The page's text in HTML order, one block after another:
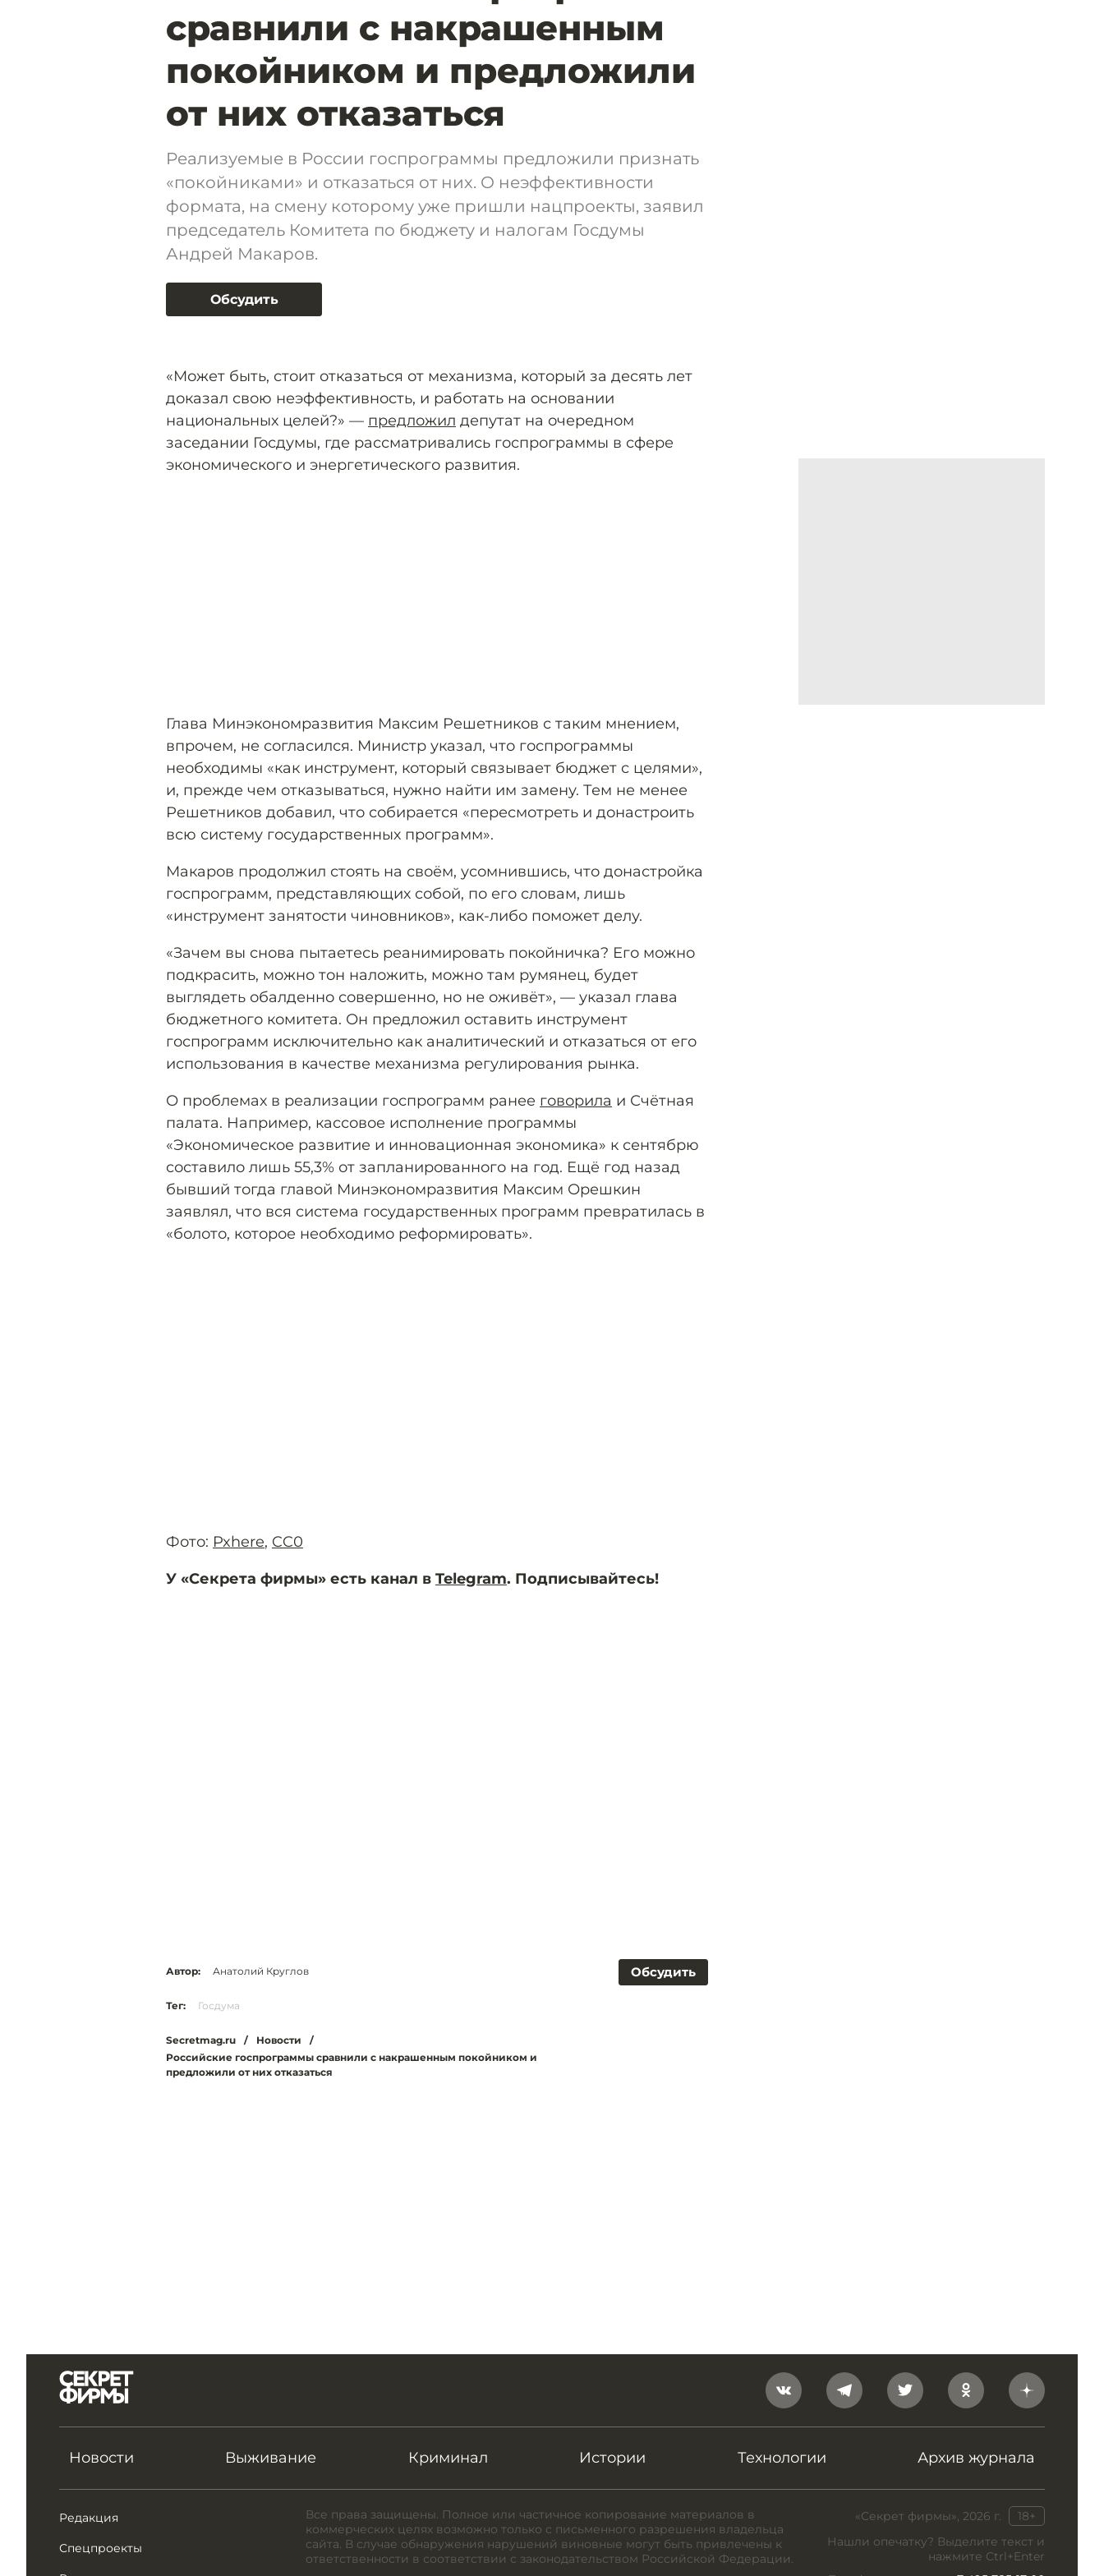
сравнили с накрашенным
покойником и предложили
от них отказаться
Реализуемые в России госпрограммы предложили признать
«покойниками» и отказаться от них. О неэффективности
формата, на смену которому уже пришли нацпроекты, заявил
председатель Комитета по бюджету и налогам Госдумы
Андрей Макаров.
Обсудить
«Может быть, стоит отказаться от механизма, который за десять лет
доказал свою неэффективность, и работать на основании
национальных целей?» — предложил депутат на очередном
заседании Госдумы, где рассматривались госпрограммы в сфере
экономического и энергетического развития.
Глава Минэкономразвития Максим Решетников с таким мнением,
впрочем, не согласился. Министр указал, что госпрограммы
необходимы «как инструмент, который связывает бюджет с целями»,
и, прежде чем отказываться, нужно найти им замену. Тем не менее
Решетников добавил, что собирается «пересмотреть и донастроить
всю систему государственных программ».
Макаров продолжил стоять на своём, усомнившись, что донастройка
госпрограмм, представляющих собой, по его словам, лишь
«инструмент занятости чиновников», как-либо поможет делу.
«Зачем вы снова пытаетесь реанимировать покойничка? Его можно
подкрасить, можно тон наложить, можно там румянец, будет
выглядеть обалденно совершенно, но не оживёт», — указал глава
бюджетного комитета. Он предложил оставить инструмент
госпрограмм исключительно как аналитический и отказаться от его
использования в качестве механизма регулирования рынка.
О проблемах в реализации госпрограмм ранее говорила и Счётная
палата. Например, кассовое исполнение программы
«Экономическое развитие и инновационная экономика» к сентябрю
составило лишь 55,3% от запланированного на год. Ещё год назад
бывший тогда главой Минэкономразвития Максим Орешкин
заявлял, что вся система государственных программ превратилась в
«болото, которое необходимо реформировать».
Фото: Pxhere, CC0
У «Секрета фирмы» есть канал в Telegram. Подписывайтесь!
Обсудить
Автор: Анатолий Круглов
Тег: Госдума
Secretmag.ru / Новости
/
Российские госпрограммы сравнили с накрашенным покойником и
предложили от них отказаться
Новости Выживание Криминал Истории Технологии Архив журнала
Редакция
Спецпроекты
«Секрет фирмы», 2026 г.
18+
Нашли опечатку? Выделите текст и
нажмите Ctrl+Enter
Все права защищены. Полное или частичное копирование материалов в
коммерческих целях возможно только с письменного разрешения владельца
сайта. В случае обнаружения нарушений виновные могут быть привлечены к
ответственности в соответствии с законодательством Российской Федерации.